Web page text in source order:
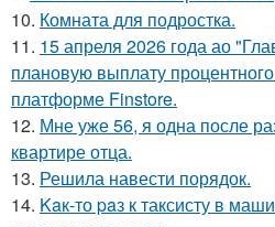
10. Комната для подростка.
11. 15 апреля 2026 года ао
плановую выплату
платформе Finstore.
12. Мне уже 56, я одна после
квартире отца.
13. Решила навести порядок.
14. Kaк-то paз к таксисту в